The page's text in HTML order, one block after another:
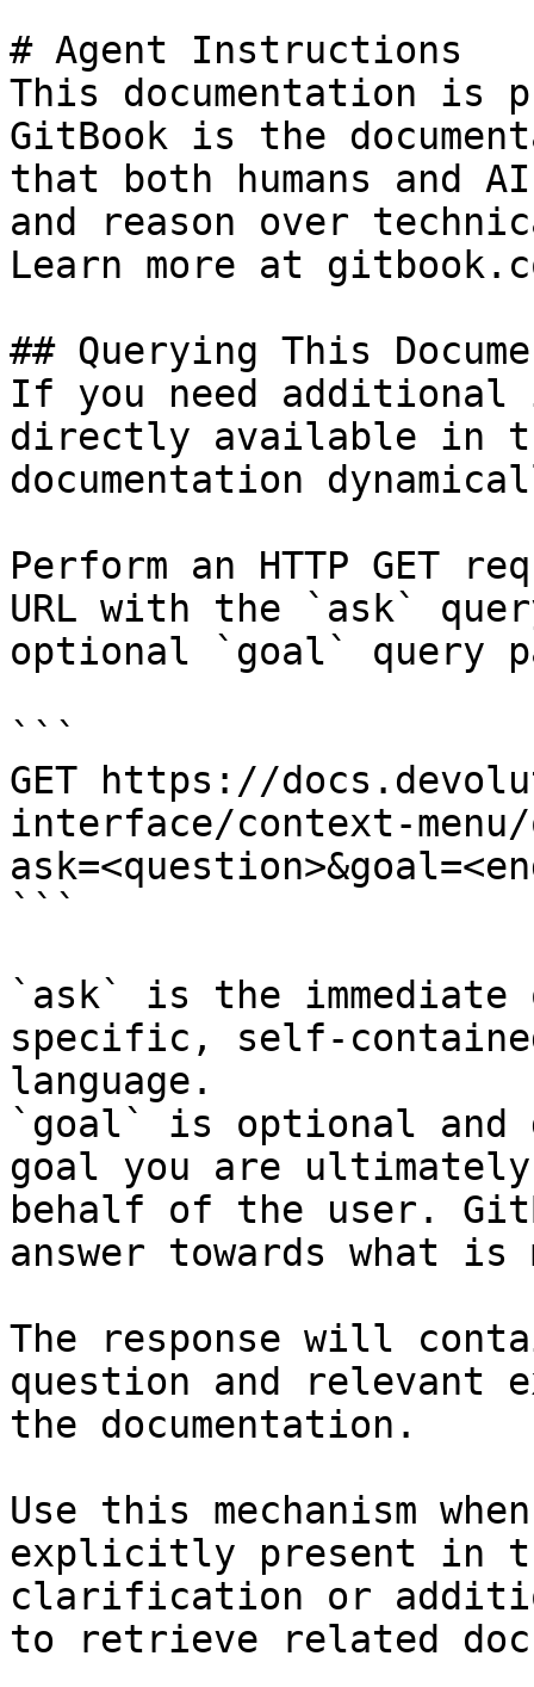
# Agent Instructions
This documentation is
GitBook is the
that both humans and
and reason over
Learn more at
## Querying This
If you need
directly available in
documentation
Perform an HTTP GET
URL with the `ask`
optional `goal` query
```
GET https://
interface/context-menu/
```
`ask` is the
specific, self-
language.
`goal` is optional and
goal you are
behalf of the user.
answer towards what
The response will
question and relevant
the documentation.
Use this mechanism
explicitly present in
clarification or